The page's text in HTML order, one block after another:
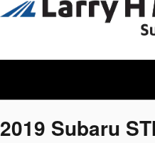
2019 Subaru